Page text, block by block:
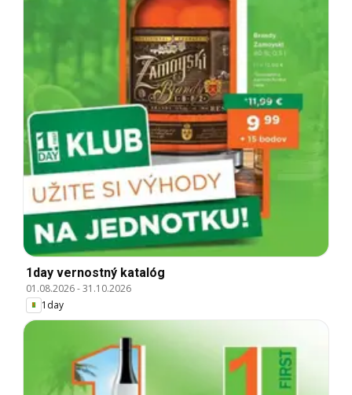
1day vernostný katalóg
01.08.2026-31.10.2026
1day